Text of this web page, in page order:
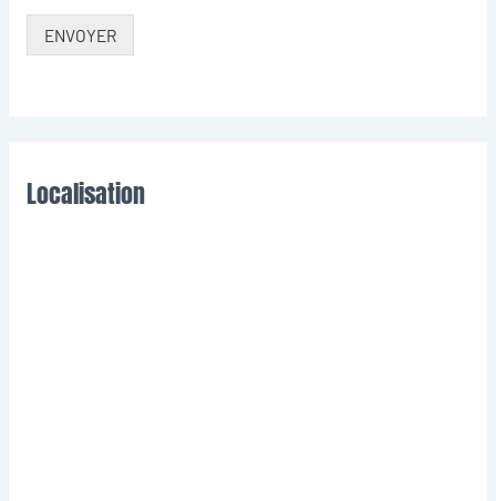
ENVOYER
Localisation